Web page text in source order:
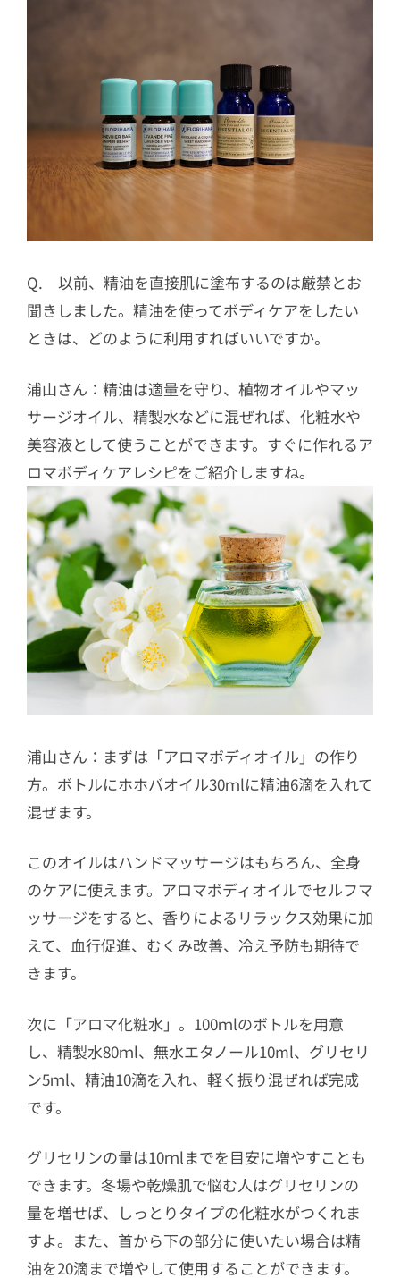
Q. 以前、精油を直接肌に塗布するのは厳禁とお
聞きしました。精油を使ってボディケアをしたい
ときは、どのように利用すればいいですか。
浦山さん：精油は適量を守り、植物オイルやマッ
サージオイル、精製水などに混ぜれば、化粧水や
美容液として使うことができます。すぐに作れるア
ロマボディケアレシピをご紹介しますね。
浦山さん：まずは「アロマボディオイル」の作り
方。ボトルにホホバオイル30ｍlに精油6滴を入れて
混ぜます。
このオイルはハンドマッサージはもちろん、全身
のケアに使えます。アロマボディオイルでセルフマ
ッサージをすると、香りによるリラックス効果に加
えて、血行促進、むくみ改善、冷え予防も期待で
きます。
次に「アロマ化粧水」。100ｍlのボトルを用意
し、精製水80ｍl、無水エタノール10ml、グリセリ
ン5ｍl、精油10滴を入れ、軽く振り混ぜれば完成
です。
グリセリンの量は10ｍlまでを目安に増やすことも
できます。冬場や乾燥肌で悩む人はグリセリンの
量を増せば、しっとりタイプの化粧水がつくれま
すよ。また、首から下の部分に使いたい場合は精
油を20滴まで増やして使用することができます。